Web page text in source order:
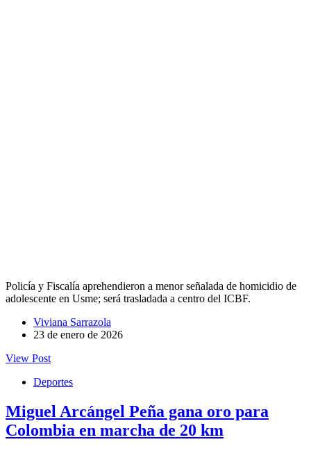
Policía y Fiscalía aprehendieron a menor señalada de homicidio de
adolescente en Usme; será trasladada a centro del ICBF.
Viviana Sarrazola
23 de enero de 2026
View Post
Deportes
Miguel Arcángel Peña gana oro para
Colombia en marcha de 20 km